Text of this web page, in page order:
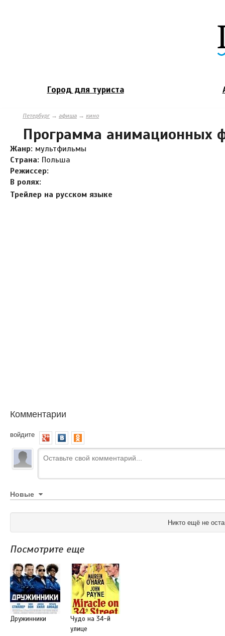
Город для туриста
Петербург→ афиша → кино
Программа анимационных
Жанр: мультфильмы
Страна: Польша
Режиссер:
В ролях:
Трейлер на русском языке
Комментарии
войдите
Новые
Никто ещё не
Посмотрите еще
Дружинники
Чудо на 34-й
улице